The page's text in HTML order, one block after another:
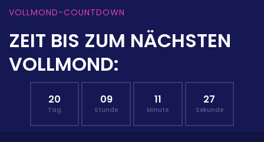
VOLLMOND-COUNTDOWN
ZEIT BIS ZUM NÄCHSTEN
VOLLMOND:
20
Tag
09
Stunde
11
Minute
26
Sekunde